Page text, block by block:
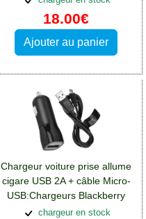
18.00€
Ajouter au panier
Chargeur voiture prise allume
cigare USB 2A + câble Micro-
USB:Chargeurs Blackberry
DTEK50
chargeur en stock